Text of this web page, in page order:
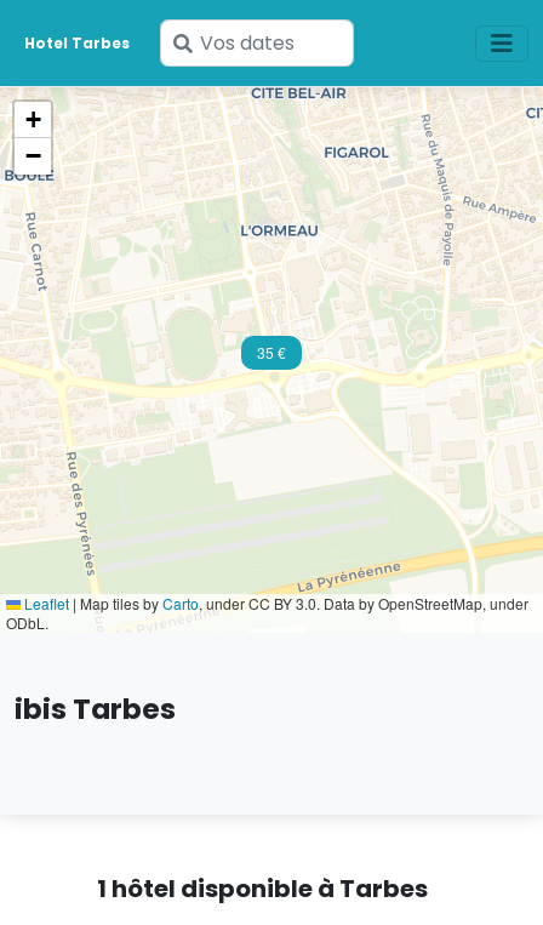
Hotel Tarbes
Saisissez
vos
dates
35 €
+
−
Leaflet | Map tiles byCarto, under CC BY 3.0. Data by OpenStreetMap, under
ODbL.
ibis Tarbes
1 hôtel disponible à Tarbes